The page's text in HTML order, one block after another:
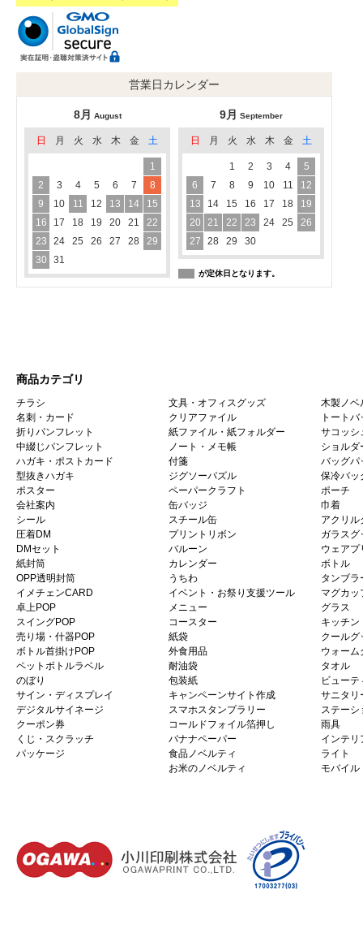
営業日カレンダー
8月 August
日 月 火 水 木 金 土
1
2
3 4 5 6 7
8
9
10 11 12 13 14
15
16
17 18 19 20 21
22
23
24 25 26 27 28
29
30
31
9月 September
日 月 火 水 木 金 土
1 2 3 4
5
6
7 8 9 10 11
12
13
14 15 16 17 18
19
20
21 22 23 24 25
26
27
28 29 30
が定休日となります。
商品カテゴリ
チラシ
名刺・カード
折りパンフレット
中綴じパンフレット
ハガキ・ポストカード
型抜きハガキ
ポスター
会社案内
シール
圧着DM
DMセット
紙封筒
OPP透明封筒
イメチェンCARD
卓上POP
スイングPOP
売り場・什器POP
ボトル首掛けPOP
ペットボトルラベル
のぼり
サイン・ディスプレイ
デジタルサイネージ
クーポン券
くじ・スクラッチ
パッケージ
文具・オフィスグッズ
クリアファイル
紙ファイル・紙フォルダー
ノート・メモ帳
付箋
ジグソーパズル
ペーパークラフト
缶バッジ
スチール缶
プリントリボン
バルーン
カレンダー
うちわ
イベント・お祭り支援ツール
メニュー
コースター
紙袋
外食用品
耐油袋
包装紙
キャンペーンサイト作成
スマホスタンプラリー
コールドフォイル箔押し
バナナペーパー
食品ノベルティ
お米のノベルティ
木製ノベ
トートバ
サコッシ
ショルダ
バッグパ
保冷バッ
ポーチ
巾着
アクリル
ガラスグ
ウェアプ
ボトル
タンブラ
マグカッ
グラス
キッチン
クールグ
ウォーム
タオル
ビューテ
サニタリ
ステーシ
雨具
インテリ
ライト
モバイル